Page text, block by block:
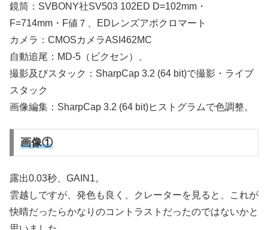
鏡筒：SVBONY社SV503 102ED D=102mm・
F=714mm・F値７、EDレンズアポクロマート
カメラ：CMOSカメラASI462MC
自動追尾：MD-5（ビクセン）、
撮影及びスタック：SharpCap 3.2 (64 bit)で撮影・ライブ
スタック
画像編集：SharpCap 3.2 (64 bit)ヒストグラムで色調整。
画像①
露出0.03秒、GAIN1。
雲越しですが、発色も良く、クレーターを見ると、これが
快晴だったらかなりのコントラストだったのではないかと